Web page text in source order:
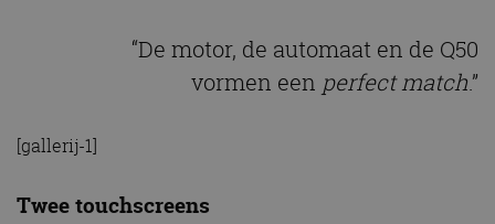
“De motor, de automaat en de Q50
vormen een perfect match.”
[gallerij-1]
Twee touchscreens